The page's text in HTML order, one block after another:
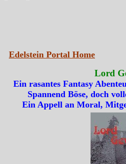
Edelstein Portal Home
Lord
Ein rasantes Fantasy
Spannend Böse, doch
Ein Appell an Moral,